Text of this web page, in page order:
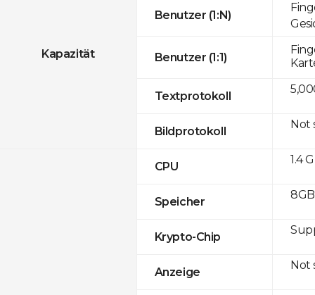
Kapazität
Benutzer (1:N)
Benutzer (1:1)
Textprotokoll
Bildprotokoll
CPU
Speicher
Krypto-Chip
Anzeige
Not
1.4
Not